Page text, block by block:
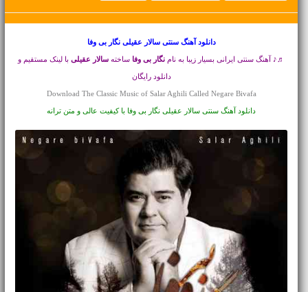
دانلود آهنگ سنتی سالار عقیلی نگار بی وفا
♬♪ آهنگ سنتی ایرانی بسیار زیبا به نام نگار بی وفا ساخته سالار عقیلیبا لینک مستقیم و
دانلود رایگان
Download The Classic Music of Salar Aghili Called Negare Bivafa
دانلود آهنگ سنتی سالار عقیلی نگار بی وفا با کیفیت عالی و متن ترانه